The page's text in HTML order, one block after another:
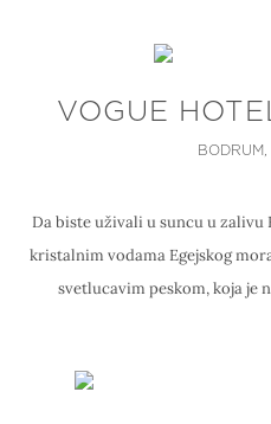
VOGUE
Da biste uživali u suncu u
kristalnim vodama Egejskog
svetlucavim peskom, koja je